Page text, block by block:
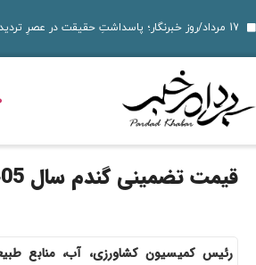
دسر شکلاتی فوری؛
قیمت خودرو در بازار آزاد؛ جدول نرخ محصولات ایران‌خودرو و
قیمت دلار، طلا و سکه جمعه 16 مرداد 1405؛ بازار ارز ثابت ماند، طلا و سکه گران شدند
بازگشت مازیار لرستانی به تلویزیون؛ شروع ساخت
بدترین عوارض ناس؛ مخدر ناس چه ماجرایی دارد که
خواص گیاه خرفه؛ فواید خرفه برای سلامت، پوست
قیمت مرغ، ماهی و تخم مرغ امروز پنجشنبه 15 مرداد 1405 + جدول قیمت
استعلام کالابرگ الکترونیکی و وضعیت دهک‌بندی یارانه 1405؛ راهنمای کامل، رسمی و
قیمت دلار، طلا، سکه و ارز امروز 15 مرداد 1405 + جدول کامل
قیمت تضمینی گندم سال 1405 اعلام شد
رئیس کمیسیون کشاورزی، آب، منابع